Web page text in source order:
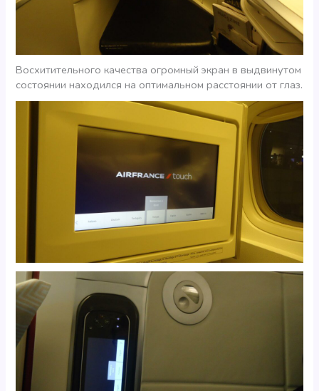
Восхитительного качества огромный экран в выдвинутом
состоянии находился на оптимальном расстоянии от глаз.